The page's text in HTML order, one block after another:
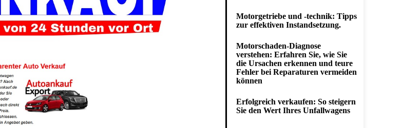
Motorgetriebe und -technik: Tipps
zur effektiven Instandsetzung.
Motorschaden-Diagnose
verstehen: Erfahren Sie, wie Sie
die Ursachen erkennen und teure
Fehler bei Reparaturen vermeiden
können
Erfolgreich verkaufen: So steigern
Sie den Wert Ihres Unfallwagens